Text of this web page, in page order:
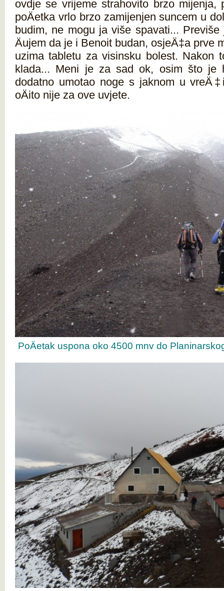
ovdje se vrijeme strahovito brzo
poÄetka vrlo brzo zamijenjen suncem u
budim, ne mogu ja više spavati... Previše
Äujem da je i Benoit budan, osjeÄ‡a prve
uzima tabletu za visinsku bolest. Nakon
klada... Meni je za sad ok, osim što je
dodatno umotao noge s jaknom u
oÄito nije za ove uvjete.
PoÄetak uspona oko 4500 mnv do